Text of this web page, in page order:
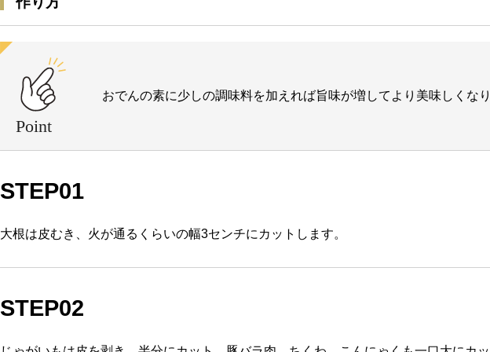
おでんの素に少しの調味料を加えれば旨味が増してより美味しくなり
STEP01
大根は皮むき、火が通るくらいの幅3センチにカットします。
STEP02